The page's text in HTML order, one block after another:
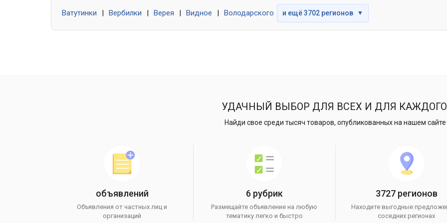
Ватутинки Вербилки Верея Видное Володарского и ещё 3702 регионов ▼
УДАЧНЫЙ ВЫБОР ДЛЯ ВСЕХ И ДЛЯ
Найди свое среди тысяч товаров, опубликованных на нашем сайте
объявлений
Объявления от частных лиц и
организаций
6 рубрик
Размещайте объявление на любую
тематику легко и быстро
3727 регионов
Находите выгодные
соседних регионах